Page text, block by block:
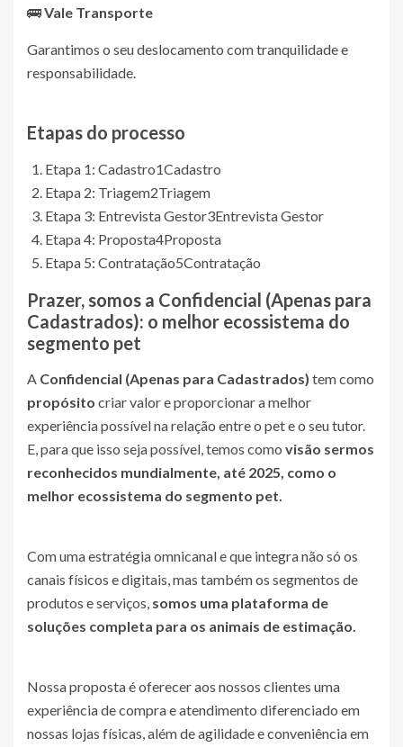
🚌Vale Transporte
Garantimos o seu deslocamento com tranquilidade e
responsabilidade.
Etapas do processo
Etapa 1: Cadastro1Cadastro
Etapa 2: Triagem2Triagem
Etapa 3: Entrevista Gestor3Entrevista Gestor
Etapa 4: Proposta4Proposta
Etapa 5: Contratação5Contratação
Prazer, somos a Confidencial (Apenas para
Cadastrados): o melhor ecossistema do
segmento pet
A Confidencial (Apenas para Cadastrados) tem como
propósito criar valor e proporcionar a melhor
experiência possível na relação entre o pet e o seu tutor.
E, para que isso seja possível, temos como visão sermos
reconhecidos mundialmente, até 2025, como o
melhor ecossistema do segmento pet.
Com uma estratégia omnicanal e que integra não só os
canais físicos e digitais, mas também os segmentos de
produtos e serviços, somos uma plataforma de
soluções completa para os animais de estimação.
Nossa proposta é oferecer aos nossos clientes uma
experiência de compra e atendimento diferenciado em
nossas lojas físicas, além de agilidade e conveniência em